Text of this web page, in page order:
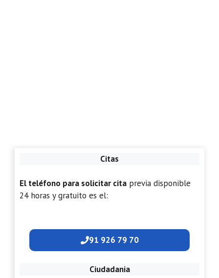
Citas
El teléfono para solicitar cita previa disponible
24 horas y gratuito es el:
91 926 79 70
Ciudadania